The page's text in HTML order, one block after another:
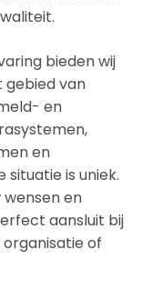
bieden wij
van
en
en
is uniek.
en
aansluit bij
organisatie of